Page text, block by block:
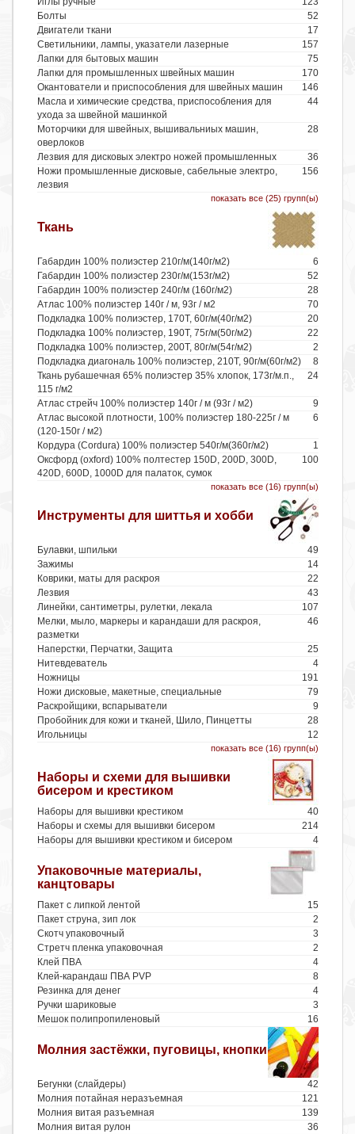
52
Болты
17
Двигатели ткани
157
Cветильники, лампы, указатели лазерные
75
Лапки для бытовых машин
170
Лапки для промышленных швейных машин
146
Окантователи и приспособления для швейных машин
44
Масла и химические средства, приспособления для
ухода за швейной машинкой
28
Моторчики для швейных, вышивальниых машин,
оверлоков
36
Лезвия для дисковых электро ножей промышленных
156
Ножи промышленные дисковые, сабельные электро,
лезвия
показать все (25) групп(ы)
Ткань
6
Габардин 100% полиэстер 210г/м(140г/м2)
52
Габардин 100% полиэстер 230г/м(153г/м2)
28
Габардин 100% полиэстер 240г/м (160г/м2)
70
Атлас 100% полиэстер 140г / м, 93г / м2
20
Подкладка 100% полиэстер, 170Т, 60г/м(40г/м2)
22
Подкладка 100% полиэстер, 190Т, 75г/м(50г/м2)
2
Подкладка 100% полиэстер, 200Т, 80г/м(54г/м2)
8
Подкладка диагональ 100% полиэстер, 210Т, 90г/м(60г/м2)
24
Ткань рубашечная 65% полиэстер 35% хлопок, 173г/м.п.,
115 г/м2
9
Атлас стрейч 100% полиэстер 140г / м (93г / м2)
6
Атлас высокой плотности, 100% полиэстер 180-225г / м
(120-150г / м2)
1
Кордура (Cordura) 100% полиэстер 540г/м(360г/м2)
100
Оксфорд (oxford) 100% полтестер 150D, 200D, 300D,
420D, 600D, 1000D для палаток, сумок
показать все (16) групп(ы)
Инструменты для шиттья и хобби
49
Булавки, шпильки
14
Зажимы
22
Коврики, маты для раскроя
43
Лезвия
107
Линейки, сантиметры, рулетки, лекала
46
Мелки, мыло, маркеры и карандаши для раскроя,
разметки
25
Наперстки, Перчатки, Защита
4
Нитевдеватель
191
Ножницы
79
Ножи дисковые, макетные, специальные
9
Раскройщики, вспарыватели
28
Пробойник для кожи и тканей, Шило, Пинцетты
12
Игольницы
показать все (16) групп(ы)
Наборы и схеми для вышивки
бисером и крестиком
40
Наборы для вышивки крестиком
214
Наборы и схемы для вышивки бисером
4
Наборы для вышивки крестиком и бисером
Упаковочные материалы,
канцтовары
15
Пакет с липкой лентой
2
Пакет струна, зип лок
3
Скотч упаковочный
2
Стретч пленка упаковочная
4
Клей ПВА
8
Клей-карандаш ПВА PVP
4
Резинка для денег
3
Ручки шариковые
16
Мешок полипропиленовый
Молния застёжки, пуговицы, кнопки
42
Бегунки (слайдеры)
121
Молния потайная неразъемная
139
Молния витая разъемная
36
Молния витая рулон